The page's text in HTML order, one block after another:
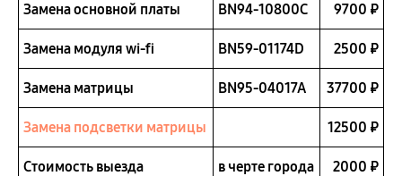
Замена основной платы BN94-10800C 9700 ₽
Замена модуля wi-fi BN59-01174D 2500 ₽
Замена матрицы BN95-04017A 37700 ₽
Замена подсветки матрицы 12500 ₽
Стоимость выезда в черте города 2000 ₽